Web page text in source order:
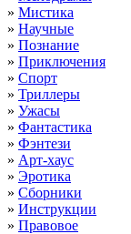
» Мистика
» Научные
» Познание
» Приключения
» Спорт
» Триллеры
» Ужасы
» Фантастика
» Фэнтези
» Арт-хаус
» Эротика
» Сборники
» Инструкции
» Правовое